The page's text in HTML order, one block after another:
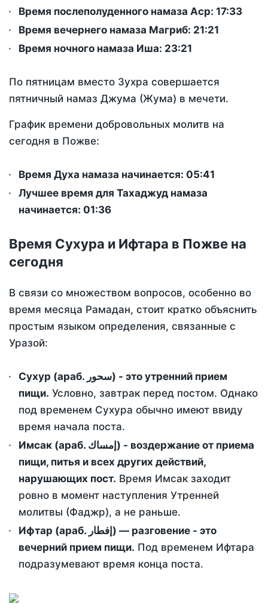
Время послеполуденного намаза Аср: 17:33
Время вечернего намаза Магриб: 21:21
Время ночного намаза Иша: 23:21
По пятницам вместо Зухра совершается
пятничный намаз Джума (Жума) в мечети.
График времени добровольных молитв на
сегодня в Пожве:
Время Духа намаза начинается: 05:41
Лучшее время для Тахаджуд намаза
начинается: 01:36
Время Сухура и Ифтара в Пожве на
сегодня
В связи со множеством вопросов, особенно во
время месяца Рамадан, стоит кратко объяснить
простым языком определения, связанные с
Уразой:
Сухур (араб. سحور) - это утренний прием
пищи. Условно, завтрак перед постом. Однако
под временем Сухура обычно имеют ввиду
время начала поста.
Имсак (араб. إمساك) - воздержание от приема
пищи, питья и всех других действий,
нарушающих пост. Время Имсак заходит
ровно в момент наступления Утренней
молитвы (Фаджр), а не раньше.
Ифтар (араб. إفطار) — разговение - это
вечерний прием пищи. Под временем Ифтара
подразумевают время конца поста.